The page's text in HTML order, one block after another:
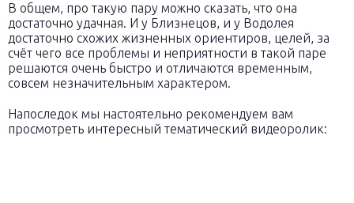
В общем, про такую пару можно сказать, что она
достаточно удачная. И у Близнецов, и у Водолея
достаточно схожих жизненных ориентиров, целей, за
счёт чего все проблемы и неприятности в такой паре
решаются очень быстро и отличаются временным,
совсем незначительным характером.
Напоследок мы настоятельно рекомендуем вам
просмотреть интересный тематический видеоролик: